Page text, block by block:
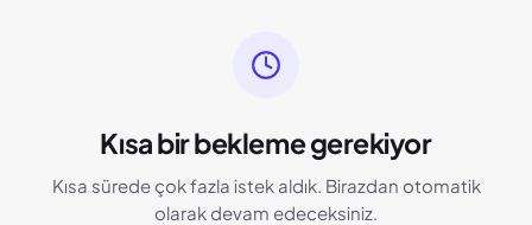
Kısa bir bekleme gerekiyor
Kısa sürede çok fazla istek aldık. Birazdan otomatik
olarak devam edeceksiniz.